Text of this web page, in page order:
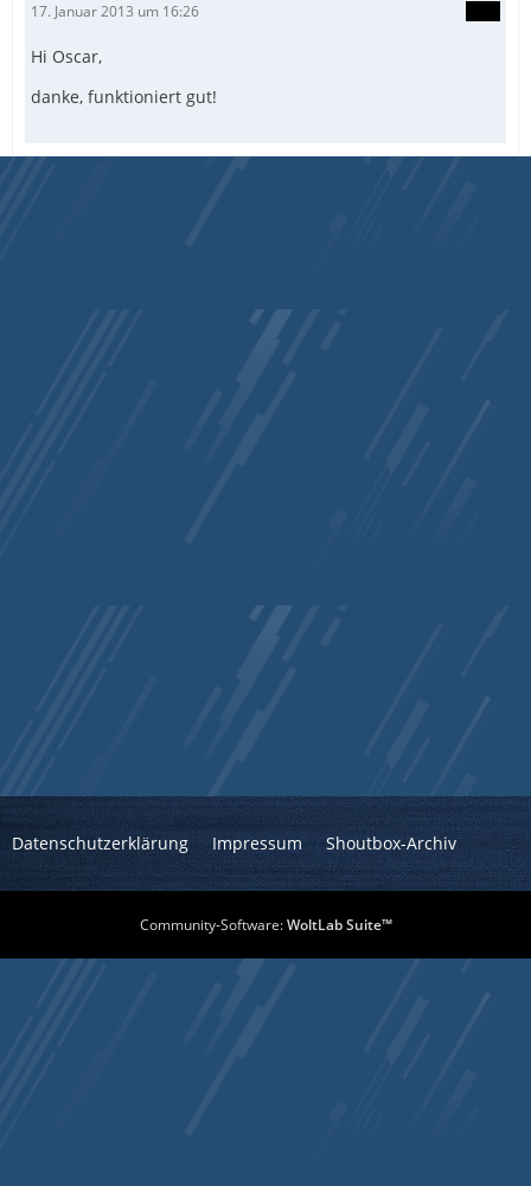
17. Januar 2013 um 16:26
Hi Oscar,
danke, funktioniert gut!
Datenschutzerklärung Impressum Shoutbox-Archiv
Community-Software:WoltLab Suite™